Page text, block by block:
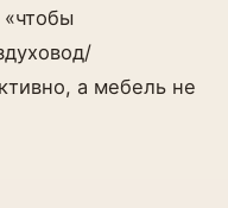
а мебель не